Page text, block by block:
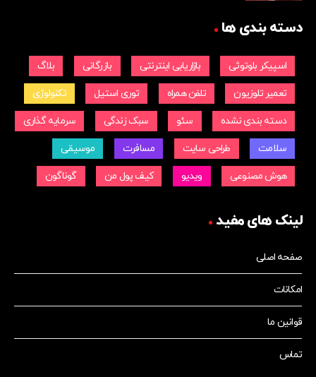
دسته بندی ها
اسپیکر بلوتوثی بازاریابی اینترنتی بازرگانی بلاگ
تعمیر تلوزیون تلفن همراه توری استیل تکنولوژی
دسته بندی نشده سئو سبک زندگی سرمایه گذاری
سلامت طراحی سایت مسافرت موسیقی
هوش مصنوعی ویدیو کیف پول من گوناگون
لینک های مفید
صفحه اصلی
امکانات
قوانین ما
تماس